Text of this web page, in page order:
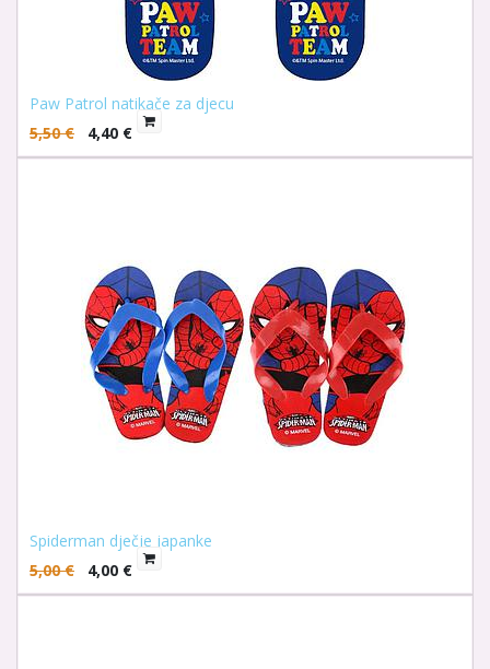
Paw Patrol natikače za djecu
5,50€ 4,40 €
Spiderman dječje japanke
5,00€ 4,00 €